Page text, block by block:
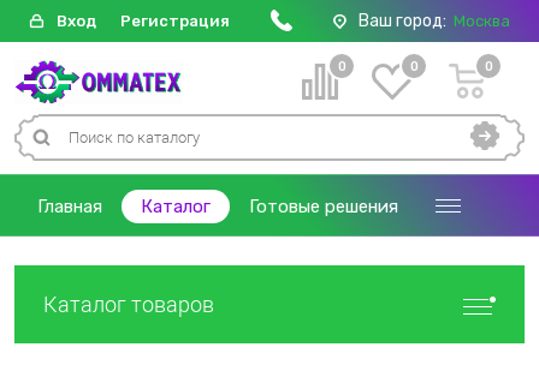
Вход Регистрация Ваш город: Москва
0 0 0
Главная Каталог Готовые решения
Каталог товаров